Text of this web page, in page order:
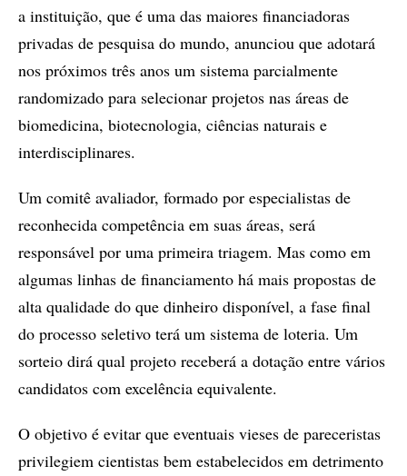
a instituição, que é uma das maiores financiadoras
privadas de pesquisa do mundo, anunciou que adotará
nos próximos três anos um sistema parcialmente
randomizado para selecionar projetos nas áreas de
biomedicina, biotecnologia, ciências naturais e
interdisciplinares.
Um comitê avaliador, formado por especialistas de
reconhecida competência em suas áreas, será
responsável por uma primeira triagem. Mas como em
algumas linhas de financiamento há mais propostas de
alta qualidade do que dinheiro disponível, a fase final
do processo seletivo terá um sistema de loteria. Um
sorteio dirá qual projeto receberá a dotação entre vários
candidatos com excelência equivalente.
O objetivo é evitar que eventuais vieses de pareceristas
privilegiem cientistas bem estabelecidos em detrimento